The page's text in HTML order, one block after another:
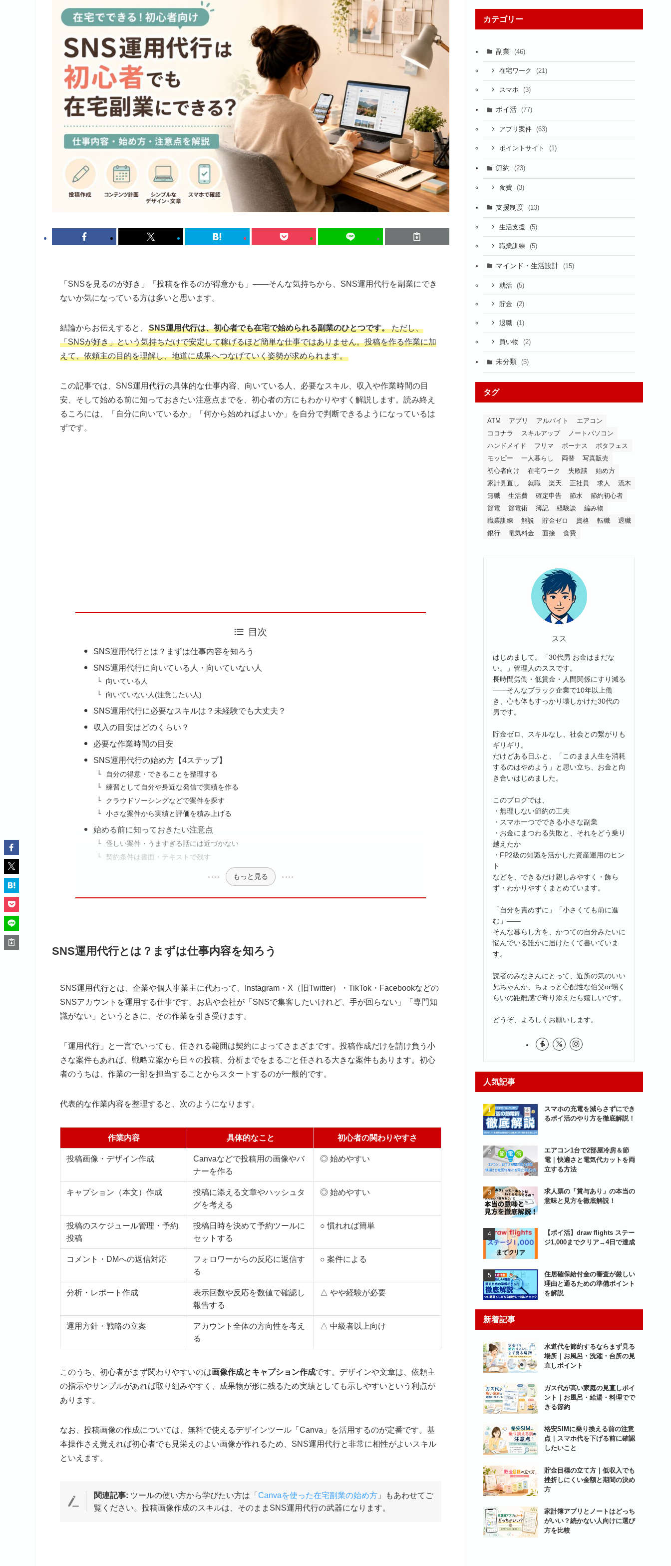
「SNSを見るのが好き」「投稿を作るのが得意かも」――そんな気持ちから、SNS運用代行を副業にでき
ないか気になっている方は多いと思います。
結論からお伝えすると、 SNS運用代行は、初心者でも在宅で始められる副業のひとつです。ただし、
「SNSが好き」という気持ちだけで安定して稼げるほど簡単な仕事ではありません。投稿を作る作業に加
えて、依頼主の目的を理解し、地道に成果へつなげていく姿勢が求められます。
この記事では、SNS運用代行の具体的な仕事内容、向いている人、必要なスキル、収入や作業時間の目
安、そして始める前に知っておきたい注意点までを、初心者の方にもわかりやすく解説します。読み終え
るころには、「自分に向いているか」「何から始めればよいか」を自分で判断できるようになっているは
ずです。
目次
SNS運用代行とは？まずは仕事内容を知ろう
SNS運用代行に向いている人・向いていない人
向いている人
向いていない人(注意したい人)
SNS運用代行に必要なスキルは？未経験でも大丈夫？
収入の目安はどのくらい？
必要な作業時間の目安
SNS運用代行の始め方【4ステップ】
自分の得意・できることを整理する
練習として自分や身近な発信で実績を作る
クラウドソーシングなどで案件を探す
小さな案件から実績と評価を積み上げる
始める前に知っておきたい注意点
怪しい案件・うますぎる話には近づかない
契約条件は書面・テキストで残す
もっと見る
SNS運用代行とは？まずは仕事内容を知ろう
SNS運用代行とは、企業や個人事業主に代わって、Instagram・X（旧Twitter）・TikTok・Facebookなどの
SNSアカウントを運用する仕事です。お店や会社が「SNSで集客したいけれど、手が回らない」「専門知
識がない」というときに、その作業を引き受けます。
「運用代行」と一言でいっても、任される範囲は契約によってさまざまです。投稿作成だけを請け負う小
さな案件もあれば、戦略立案から日々の投稿、分析までをまるごと任される大きな案件もあります。初心
者のうちは、作業の一部を担当することからスタートするのが一般的です。
代表的な作業内容を整理すると、次のようになります。
作業内容 具体的なこと 初心者の関わりやすさ
投稿画像・デザイン作成
Canvaなどで投稿用の画像やバ
ナーを作る
◎ 始めやすい
キャプション（本文）作成
投稿に添える文章やハッシュタ
グを考える
◎ 始めやすい
投稿のスケジュール管理・予約
投稿
投稿日時を決めて予約ツールに
セットする
○ 慣れれば簡単
コメント・DMへの返信対応
フォロワーからの反応に返信す
る
○ 案件による
分析・レポート作成
表示回数や反応を数値で確認し
報告する
△ やや経験が必要
運用方針・戦略の立案
アカウント全体の方向性を考え
る
△ 中級者以上向け
このうち、初心者がまず関わりやすいのは画像作成とキャプション作成です。デザインや文章は、依頼主
の指示やサンプルがあれば取り組みやすく、成果物が形に残るため実績としても示しやすいという利点が
あります。
なお、投稿画像の作成については、無料で使えるデザインツール「Canva」を活用するのが定番です。基
本操作さえ覚えれば初心者でも見栄えのよい画像が作れるため、SNS運用代行と非常に相性がよいスキル
といえます。
関連記事: ツールの使い方から学びたい方は「 Canvaを使った在宅副業の始め方 」もあわせてご
覧ください。投稿画像作成のスキルは、そのままSNS運用代行の武器になります。
カテゴリー
副業 (46)
在宅ワーク (21)
スマホ (3)
ポイ活 (77)
アプリ案件 (63)
ポイントサイト (1)
節約 (23)
食費 (3)
支援制度 (13)
生活支援 (5)
職業訓練 (5)
マインド・生活設計 (15)
就活 (5)
貯金 (2)
退職 (1)
買い物 (2)
未分類 (5)
タグ
ATM アプリ アルバイト
エアコン
ココナラ
スキルアップ
ノートパソコン
ハンドメイド
フリマ ボーナス
ポタフェス
モッピー
一人暮らし 両替
写真販売
初心者向け
在宅ワーク 失敗談
始め方
家計見直し
就職 楽天 正社員 求人
流木
無職
生活費 確定申告 節水
節約初心者
節電
節電術 簿記 経験談
編み物
職業訓練
解説 貯金ゼロ 資格 転職
退職
銀行
電気料金 面接 食費
スス
はじめまして。「30代男 お金はまだな
い。」管理人のススです。
長時間労働・低賃金・人間関係にすり減る
――そんなブラック企業で10年以上働
き、心も体もすっかり壊しかけた30代の
男です。
貯金ゼロ、スキルなし、社会との繋がりも
ギリギリ。
だけどある日ふと、「このまま人生を消耗
するのはやめよう」と思い立ち、お金と向
き合いはじめました。
このブログでは、
・無理しない節約の工夫
・スマホ一つでできる小さな副業
・お金にまつわる失敗と、それをどう乗り
越えたか
・FP2級の知識を活かした資産運用のヒン
ト
などを、できるだけ親しみやすく・飾ら
ず・わかりやすくまとめています。
「自分を責めずに」「小さくても前に進
む」――
そんな暮らし方を、かつての自分みたいに
悩んでいる誰かに届けたくて書いていま
す。
読者のみなさんにとって、近所の気のいい
兄ちゃんか、ちょっと心配性な伯父or甥く
らいの距離感で寄り添えたら嬉しいです。
どうぞ、よろしくお願いします。
人気記事
スマホの充電を減らさずにでき
るポイ活のやり方を徹底解説！
エアコン1台で2部屋冷房＆節
電｜快適さと電気代カットを両
立する方法
求人票の「賞与あり」の本当の
意味と見方を徹底解説！
【ポイ活】draw flights ステー
ジ1,000までクリア→4日で達成
住居確保給付金の審査が厳しい
理由と通るための準備ポイント
を解説
新着記事
水道代を節約するならまず見る
場所｜お風呂・洗濯・台所の見
直しポイント
ガス代が高い家庭の見直しポイ
ント｜お風呂・給湯・料理でで
きる節約
格安SIMに乗り換える前の注意
点｜スマホ代を下げる前に確認
したいこと
貯金目標の立て方｜低収入でも
挫折しにくい金額と期間の決め
方
家計簿アプリとノートはどっち
がいい？続かない人向けに選び
方を比較